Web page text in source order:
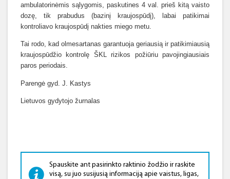
ambulatorinėmis sąlygomis, paskutines 4 val. prieš kitą vaisto
dozę, tik prabudus (bazinį kraujospūdį), labai patikimai
kontroliavo kraujospūdį nakties miego metu.
Tai rodo, kad olmesartanas garantuoja geriausią ir patikimiausią
kraujospūdžio kontrolę ŠKL rizikos požiūriu pavojingiausiais
paros periodais.
Parengė gyd. J. Kastys
Lietuvos gydytojo žurnalas
Spauskite ant pasirinkto raktinio žodžio ir raskite
visą, su juo susijusią informaciją apie vaistus, ligas,